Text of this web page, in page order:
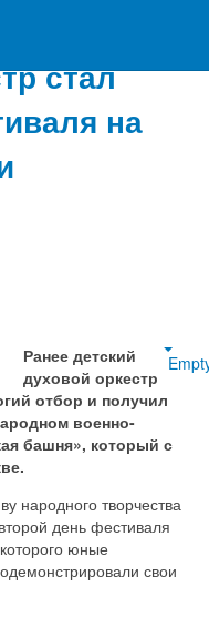
стал
на
Ранее детский
духовой оркестр
отбор и получил
военно-
башня», который с
народного творчества
день фестиваля
юные
свои